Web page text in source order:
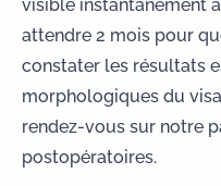
attendre 2 mois pour
constater les résultats
morphologiques du
rendez-vous sur notre
postopératoires.